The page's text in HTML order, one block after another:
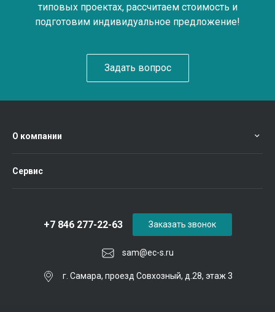
типовых проектах, рассчитаем стоимость и
подготовим индивидуальное предложение!
Задать вопрос
О компании
Сервис
sam@ec-s.ru
+7 846 277-22-63
г. Самара, проезд Совхозный, д.28, этаж 3
Заказать звонок